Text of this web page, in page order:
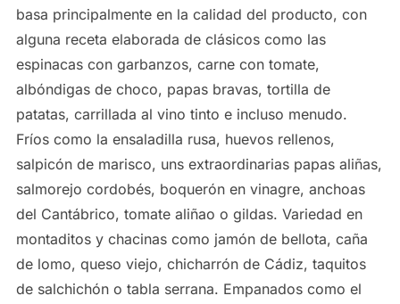
basa principalmente en la calidad del producto, con
alguna receta elaborada de clásicos como las
espinacas con garbanzos, carne con tomate,
albóndigas de choco, papas bravas, tortilla de
patatas, carrillada al vino tinto e incluso menudo.
Fríos como la ensaladilla rusa, huevos rellenos,
salpicón de marisco, uns extraordinarias papas aliñas,
salmorejo cordobés, boquerón en vinagre, anchoas
del Cantábrico, tomate aliñao o gildas. Variedad en
montaditos y chacinas como jamón de bellota, caña
de lomo, queso viejo, chicharrón de Cádiz, taquitos
de salchichón o tabla serrana. Empanados como el